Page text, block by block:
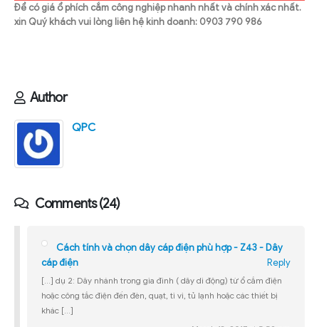
Để có giá ổ phích cắm công nghiệp nhanh nhất và chính xác nhất.
xin Quý khách vui lòng liên hệ kinh doanh: 0903 790 986
Author
QPC
Comments (24)
Cách tính và chọn dây cáp điện phù hợp - Z43 - Dây
cáp điện
Reply
[…] dụ 2: Dây nhánh trong gia đình ( dây di động) từ ổ cắm điện
hoặc công tắc điện đến đèn, quạt, ti vi, tủ lạnh hoặc các thiết bị
khác […]